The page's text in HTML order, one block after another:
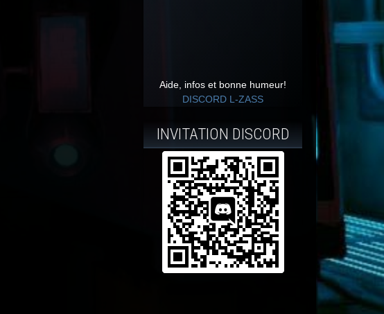
Aide, infos et bonne humeur!
DISCORD L-ZASS
INVITATION DISCORD